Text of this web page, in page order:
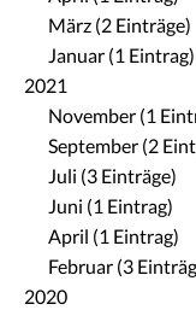
März (2 Einträge)
Januar (1 Eintrag)
2021
November (1
September (2
Juli (3 Einträge)
Juni (1 Eintrag)
April (1 Eintrag)
Februar (3
2020